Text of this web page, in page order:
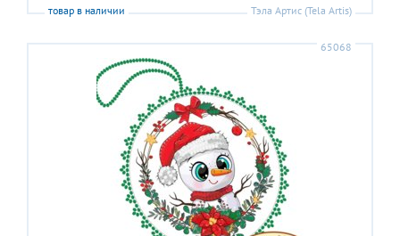
товар в наличии Тэла Артис (Tela Artis)
65068